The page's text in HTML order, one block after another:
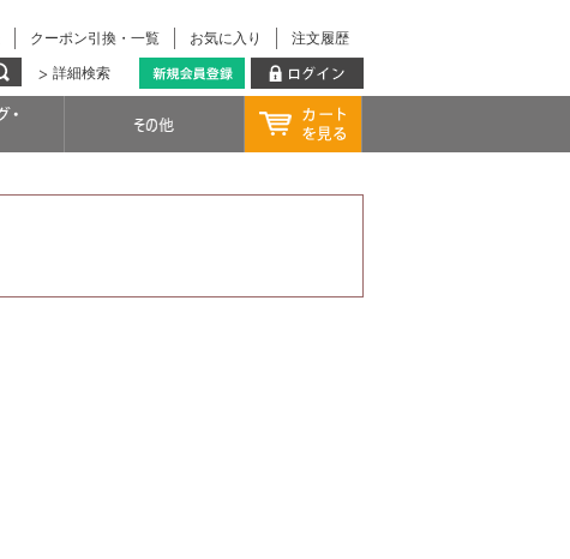
注文履歴
お気に入り
クーポン引換・一覧
詳細検索